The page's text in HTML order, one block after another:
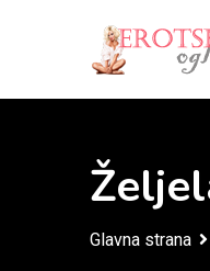
Glavna strana